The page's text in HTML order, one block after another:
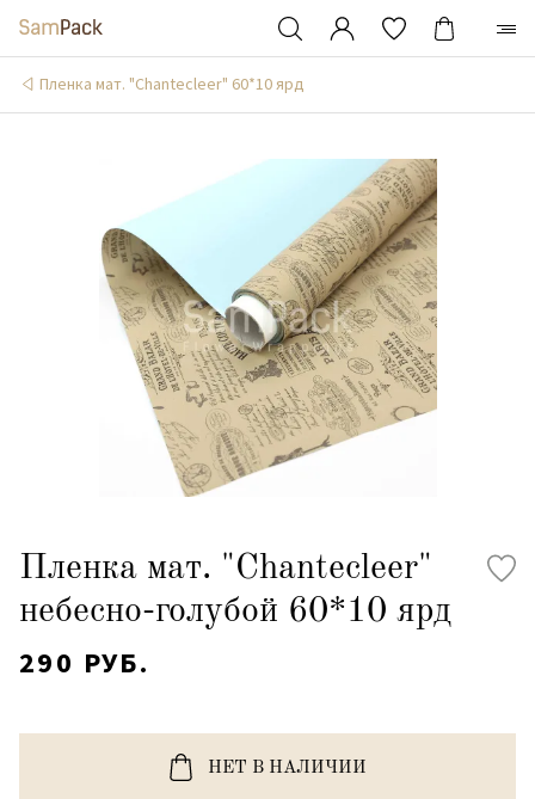
Пленка мат. "Chantecleer" 60*10 ярд
Пленка мат. "Chantecleer"
небесно-голубой 60*10 ярд
290 РУБ.
НЕТ В НАЛИЧИИ